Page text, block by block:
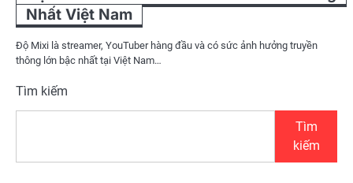
Nhất Việt Nam
Độ Mixi là streamer, YouTuber hàng đầu và có sức ảnh hưởng truyền
thông lớn bậc nhất tại Việt Nam…
Tìm kiếm
Tìm
kiếm